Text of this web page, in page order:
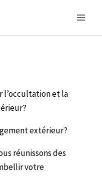
l’occultation et la
extérieur?
réunissons des
votre